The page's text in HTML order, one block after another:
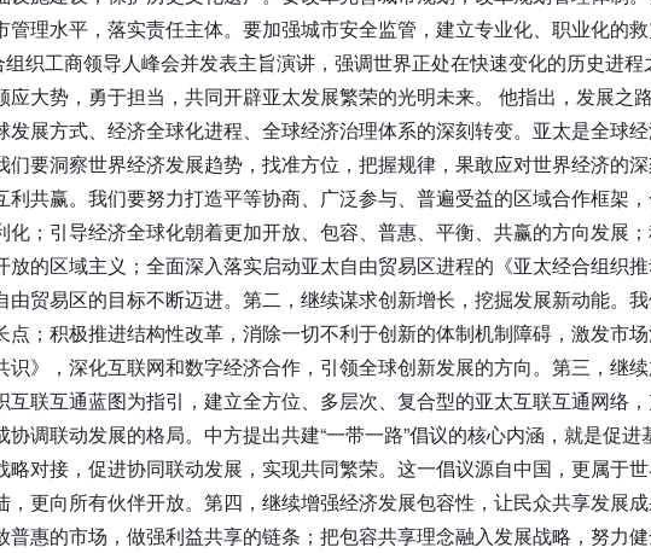
理水平，落实责任主体。要加强城市安全监管，建立专业化、职业化的救
织工商领导人峰会并发表主旨演讲，强调世界正处在快速变化的历史进
大势，勇于担当，共同开辟亚太发展繁荣的光明未来。 他指出，发展之
展方式、经济全球化进程、全球经济治理体系的深刻转变。亚太是全球经
要洞察世界经济发展趋势，找准方位，把握规律，果敢应对世界经济的深
共赢。我们要努力打造平等协商、广泛参与、普遍受益的区域合作框架
；引导经济全球化朝着更加开放、包容、普惠、平衡、共赢的方向发展
的区域主义；全面深入落实启动亚太自由贸易区进程的《亚太经合组织
贸易区的目标不断迈进。第二，继续谋求创新增长，挖掘发展新动能。
点；积极推进结构性改革，消除一切不利于创新的体制机制障碍，激发市
》，深化互联网和数字经济合作，引领全球创新发展的方向。第三，继续
联互通蓝图为指引，建立全方位、多层次、复合型的亚太互联互通网络
调联动发展的格局。中方提出共建“一带一路”倡议的核心内涵，就是促进
对接，促进协同联动发展，实现共同繁荣。这一倡议源自中国，更属于
更向所有伙伴开放。第四，继续增强经济发展包容性，让民众共享发展
惠的市场，做强利益共享的链条；把包容共享理念融入发展战略，努力